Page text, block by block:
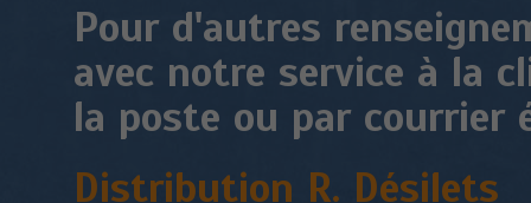
Pour d'autres
avec notre service à la
la poste ou par courrier
Distribution R. Désilets